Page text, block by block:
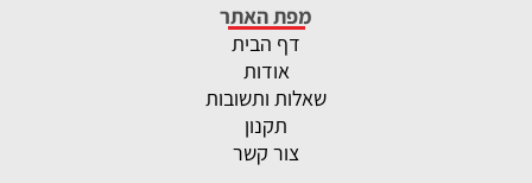
מפת האתר
דף הבית
אודות
שאלות ותשובות
תקנון
צור קשר